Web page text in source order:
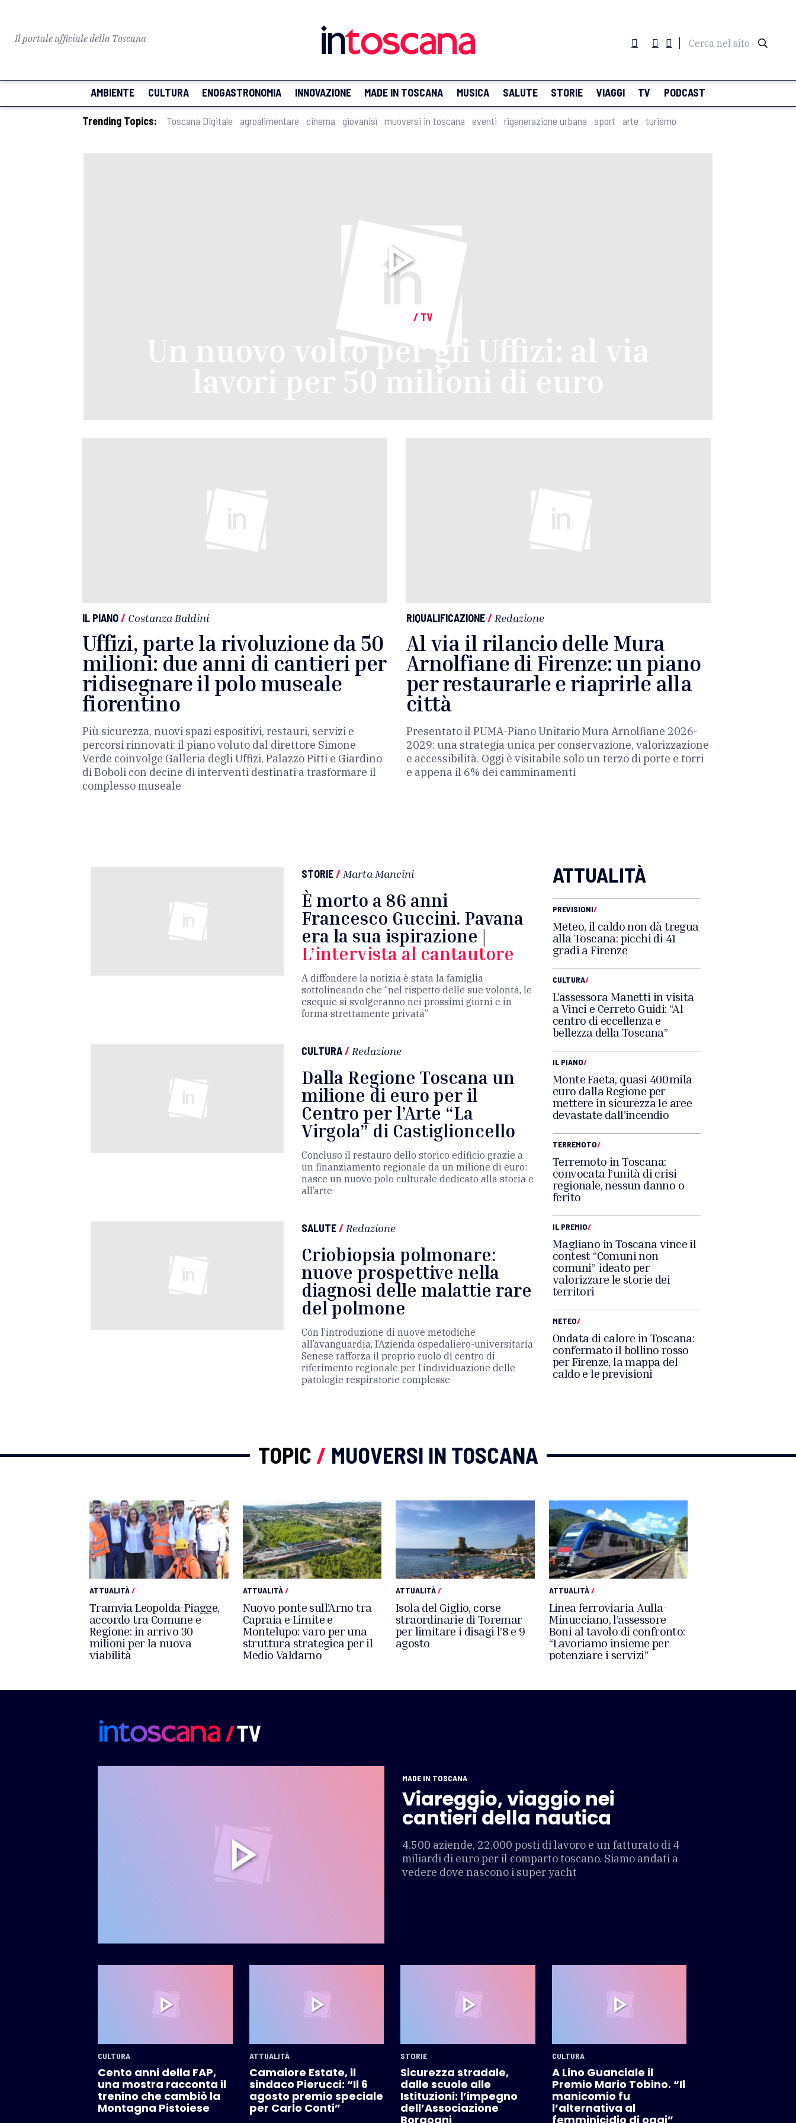
Il portale ufficiale della Toscana Cerca nel sito
AMBIENTE CULTURA ENOGASTRONOMIA INNOVAZIONE MADE IN TOSCANA MUSICA SALUTE STORIE VIAGGI TV PODCAST
Trending Topics: Toscana Digitale agroalimentare cinema giovanisì muoversi in toscana eventi rigenerazione urbana sport arte turismo
/ TV
Un nuovo volto per gli Uffizi: al via
lavori per 50 milioni di euro
IL PIANO/ Costanza Baldini
Uffizi, parte la rivoluzione da 50
milioni: due anni di cantieri per
ridisegnare il polo museale
fiorentino
Più sicurezza, nuovi spazi espositivi, restauri, servizi e
percorsi rinnovati: il piano voluto dal direttore Simone
Verde coinvolge Galleria degli Uffizi, Palazzo Pitti e Giardino
di Boboli con decine di interventi destinati a trasformare il
complesso museale
RIQUALIFICAZIONE/ Redazione
Al via il rilancio delle Mura
Arnolfiane di Firenze: un piano
per restaurarle e riaprirle alla
città
Presentato il PUMA-Piano Unitario Mura Arnolfiane 2026-
2029: una strategia unica per conservazione, valorizzazione
e accessibilità. Oggi è visitabile solo un terzo di porte e torri
e appena il 6% dei camminamenti
STORIE/ Marta Mancini
È morto a 86 anni
Francesco Guccini. Pavana
era la sua ispirazione |
L’intervista al cantautore
A diffondere la notizia è stata la famiglia
sottolineando che “nel rispetto delle sue volontà, le
esequie si svolgeranno nei prossimi giorni e in
forma strettamente privata”
CULTURA/ Redazione
Dalla Regione Toscana un
milione di euro per il
Centro per l’Arte “La
Virgola” di Castiglioncello
Concluso il restauro dello storico edificio grazie a
un finanziamento regionale da un milione di euro:
nasce un nuovo polo culturale dedicato alla storia e
all’arte
SALUTE/ Redazione
Criobiopsia polmonare:
nuove prospettive nella
diagnosi delle malattie rare
del polmone
Con l’introduzione di nuove metodiche
all’avanguardia, l’Azienda ospedaliero-universitaria
Senese rafforza il proprio ruolo di centro di
riferimento regionale per l’individuazione delle
patologie respiratorie complesse
ATTUALITÀ
PREVISIONI/
Meteo, il caldo non dà tregua
alla Toscana: picchi di 41
gradi a Firenze
CULTURA/
L’assessora Manetti in visita
a Vinci e Cerreto Guidi: “Al
centro di eccellenza e
bellezza della Toscana”
IL PIANO/
Monte Faeta, quasi 400mila
euro dalla Regione per
mettere in sicurezza le aree
devastate dall’incendio
TERREMOTO/
Terremoto in Toscana:
convocata l’unità di crisi
regionale, nessun danno o
ferito
IL PREMIO/
Magliano in Toscana vince il
contest “Comuni non
comuni” ideato per
valorizzare le storie dei
territori
METEO/
Ondata di calore in Toscana:
confermato il bollino rosso
per Firenze, la mappa del
caldo e le previsioni
TOPIC / MUOVERSI IN TOSCANA
ATTUALITÀ/
Tramvia Leopolda-Piagge,
accordo tra Comune e
Regione: in arrivo 30
milioni per la nuova
viabilità
ATTUALITÀ /
Nuovo ponte sull’Arno tra
Capraia e Limite e
Montelupo: varo per una
struttura strategica per il
Medio Valdarno
ATTUALITÀ/
Isola del Giglio, corse
straordinarie di Toremar
per limitare i disagi l’8 e 9
agosto
ATTUALITÀ /
Linea ferroviaria Aulla-
Minucciano, l’assessore
Boni al tavolo di confronto:
“Lavoriamo insieme per
potenziare i servizi”
MADE IN TOSCANA
Viareggio, viaggio nei
cantieri della nautica
4.500 aziende, 22.000 posti di lavoro e un fatturato di 4
miliardi di euro per il comparto toscano. Siamo andati a
vedere dove nascono i super yacht
CULTURA
Cento anni della FAP,
una mostra racconta il
trenino che cambiò la
Montagna Pistoiese
ATTUALITÀ
Camaiore Estate, il
sindaco Pierucci: “Il 6
agosto premio speciale
per Carlo Conti”
STORIE
Sicurezza stradale,
dalle scuole alle
Istituzioni: l’impegno
dell’Associazione
Borgogni
CULTURA
A Lino Guanciale il
Premio Mario Tobino. “Il
manicomio fu
l’alternativa al
femminicidio di oggi”